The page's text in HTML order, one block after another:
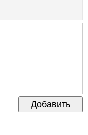
Добавить